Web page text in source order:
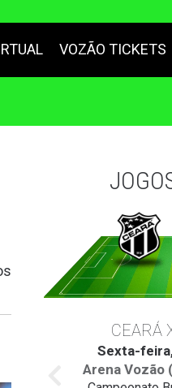
VOZÃO TICKETS
CEARÁ
Sexta-
Arena Vozão